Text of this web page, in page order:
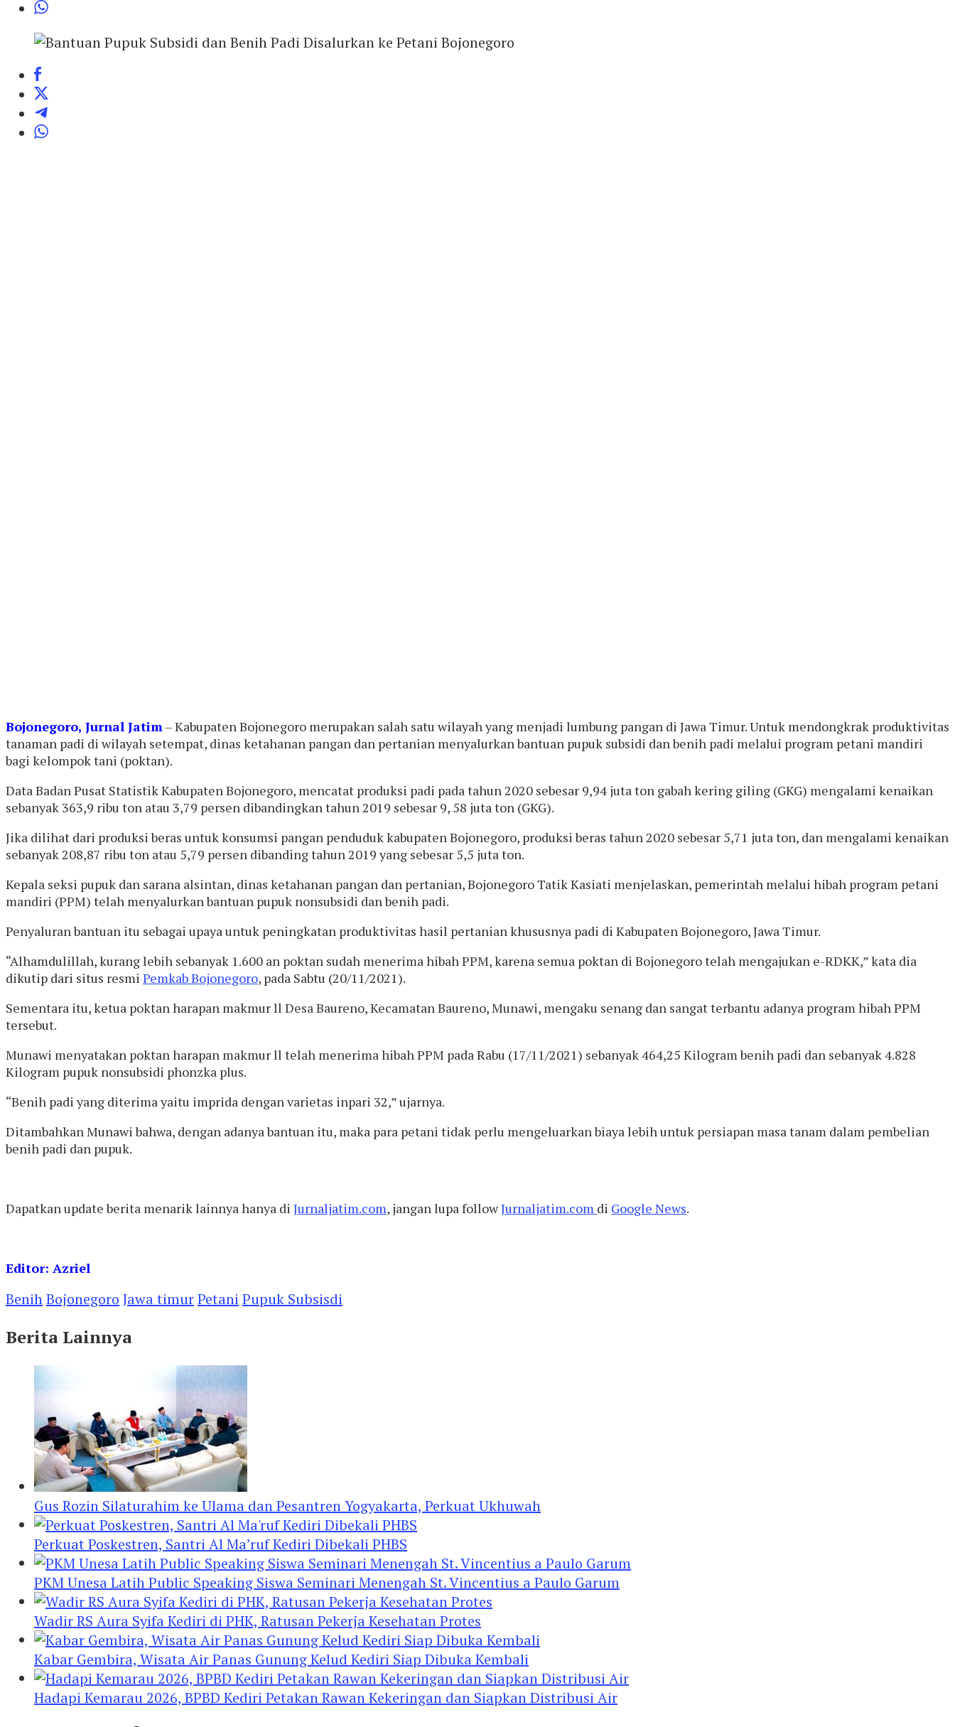
Bojonegoro, Jurnal Jatim – Kabupaten Bojonegoro merupakan salah satu wilayah yang menjadi lumbung pangan di Jawa Timur. Untuk mendongkrak produktivitas
tanaman padi di wilayah setempat, dinas ketahanan pangan dan pertanian menyalurkan bantuan pupuk subsidi dan benih padi melalui program petani mandiri
bagi kelompok tani (poktan).
Data Badan Pusat Statistik Kabupaten Bojonegoro, mencatat produksi padi pada tahun 2020 sebesar 9,94 juta ton gabah kering giling (GKG) mengalami kenaikan
sebanyak 363,9 ribu ton atau 3,79 persen dibandingkan tahun 2019 sebesar 9, 58 juta ton (GKG).
Jika dilihat dari produksi beras untuk konsumsi pangan penduduk kabupaten Bojonegoro, produksi beras tahun 2020 sebesar 5,71 juta ton, dan mengalami kenaikan
sebanyak 208,87 ribu ton atau 5,79 persen dibanding tahun 2019 yang sebesar 5,5 juta ton.
Kepala seksi pupuk dan sarana alsintan, dinas ketahanan pangan dan pertanian, Bojonegoro Tatik Kasiati menjelaskan, pemerintah melalui hibah program petani
mandiri (PPM) telah menyalurkan bantuan pupuk nonsubsidi dan benih padi.
Penyaluran bantuan itu sebagai upaya untuk peningkatan produktivitas hasil pertanian khususnya padi di Kabupaten Bojonegoro, Jawa Timur.
“Alhamdulillah, kurang lebih sebanyak 1.600 an poktan sudah menerima hibah PPM, karena semua poktan di Bojonegoro telah mengajukan e-RDKK,” kata dia
dikutip dari situs resmi Pemkab Bojonegoro, pada Sabtu (20/11/2021).
Sementara itu, ketua poktan harapan makmur ll Desa Baureno, Kecamatan Baureno, Munawi, mengaku senang dan sangat terbantu adanya program hibah PPM
tersebut.
Munawi menyatakan poktan harapan makmur ll telah menerima hibah PPM pada Rabu (17/11/2021) sebanyak 464,25 Kilogram benih padi dan sebanyak 4.828
Kilogram pupuk nonsubsidi phonzka plus.
“Benih padi yang diterima yaitu imprida dengan varietas inpari 32,” ujarnya.
Ditambahkan Munawi bahwa, dengan adanya bantuan itu, maka para petani tidak perlu mengeluarkan biaya lebih untuk persiapan masa tanam dalam pembelian
benih padi dan pupuk.
Dapatkan update berita menarik lainnya hanya di Jurnaljatim.com, jangan lupa followJurnaljatim.com di Google News.
Editor: Azriel
BenihBojonegoro Jawa timurPetani Pupuk Subsisdi
Berita Lainnya
Gus Rozin Silaturahim ke Ulama dan Pesantren Yogyakarta, Perkuat Ukhuwah
Perkuat Poskestren, Santri Al Ma’ruf Kediri Dibekali PHBS
PKM Unesa Latih Public Speaking Siswa Seminari Menengah St. Vincentius a Paulo Garum
Wadir RS Aura Syifa Kediri di PHK, Ratusan Pekerja Kesehatan Protes
Kabar Gembira, Wisata Air Panas Gunung Kelud Kediri Siap Dibuka Kembali
Hadapi Kemarau 2026, BPBD Kediri Petakan Rawan Kekeringan dan Siapkan Distribusi Air